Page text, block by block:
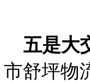
五是大
市舒坪物